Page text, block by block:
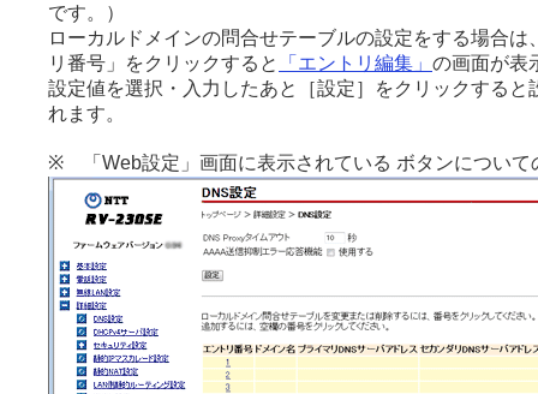
です。）
ローカルドメインの問合せテーブルの設定をする場合は
リ番号」をクリックすると
「エントリ編集」 の画面が表
設定値を選択・入力したあと［設定］をクリックすると
れます。
※ 「Web設定」画面に表示されている ボタンについて